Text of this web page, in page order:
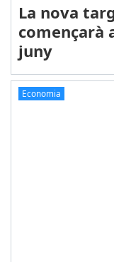
La nova
començarà
juny
Economia